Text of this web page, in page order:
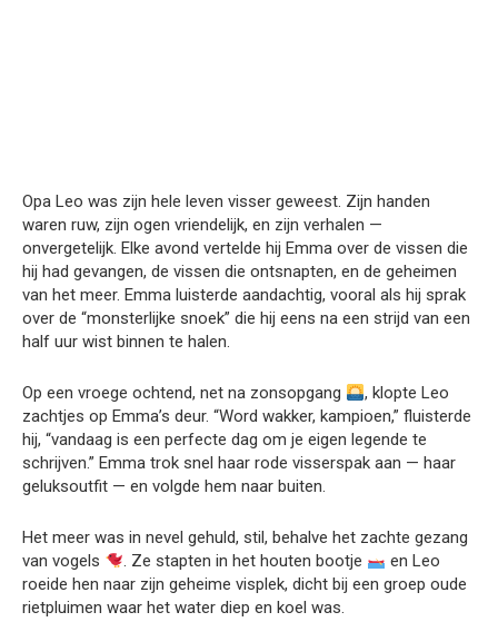
Opa Leo was zijn hele leven visser geweest. Zijn handen
waren ruw, zijn ogen vriendelijk, en zijn verhalen —
onvergetelijk. Elke avond vertelde hij Emma over de vissen die
hij had gevangen, de vissen die ontsnapten, en de geheimen
van het meer. Emma luisterde aandachtig, vooral als hij sprak
over de “monsterlijke snoek” die hij eens na een strijd van een
half uur wist binnen te halen.
Op een vroege ochtend, net na zonsopgang
, klopte Leo
zachtjes op Emma’s deur. “Word wakker, kampioen,” fluisterde
hij, “vandaag is een perfecte dag om je eigen legende te
schrijven.” Emma trok snel haar rode visserspak aan — haar
geluksoutfit — en volgde hem naar buiten.
Het meer was in nevel gehuld, stil, behalve het zachte gezang
van vogels
. Ze stapten in het houten bootje
en Leo
roeide hen naar zijn geheime visplek, dicht bij een groep oude
rietpluimen waar het water diep en koel was.